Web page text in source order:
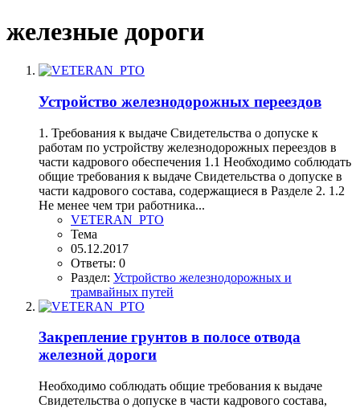
железные дороги
Устройство железнодорожных переездов
1. Требования к выдаче Свидетельства о допуске к
работам по устройству железнодорожных переездов в
части кадрового обеспечения 1.1 Необходимо соблюдать
общие требования к выдаче Свидетельства о допуске в
части кадрового состава, содержащиеся в Разделе 2. 1.2
Не менее чем три работника...
VETERAN_PTO
Тема
05.12.2017
Ответы: 0
Раздел: Устройство железнодорожных и
трамвайных путей
Закрепление грунтов в полосе отвода
железной дороги
Необходимо соблюдать общие требования к выдаче
Свидетельства о допуске в части кадрового состава,